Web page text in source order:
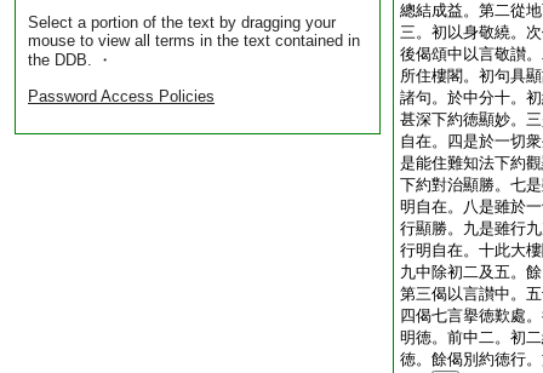
Select a portion of the text by dragging your
mouse to view all terms in the text contained in
the DDB. ・
Password Access Policies
總結成益。第二從
三。初以身敬繞。
後偈頌中以言敬讃
所住樓閣。初句具
諸句。於中分十。
甚深下約徳顯妙。
自在。四是於一切
是能住難知法下約
下約對治顯勝。七
明自在。八是雖於
行顯勝。九是雖行
行明自在。十此大
九中除初二及五。
第三偈以言讃中。
四偈七言擧徳歎處
明徳。前中二。初
徳。餘偈別約徳行